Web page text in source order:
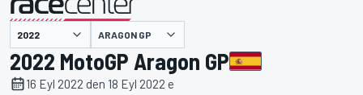
ARAGON GP
2022 MotoGP Aragon GP
16 Eyl 2022 den 18 Eyl 2022 e